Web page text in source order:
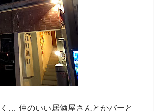
… 仲のいい居酒屋さんとかバーと